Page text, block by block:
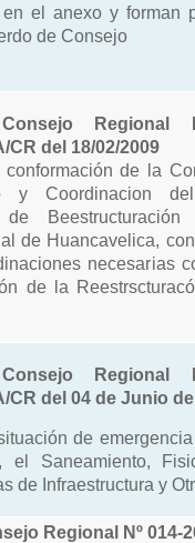
el anexo y forman
de Consejo
Regional
CR del 18/02/2009
de la
y Coordinacion
de
de Huancavelica,
necesarias
de la
Regional
CR del 04 de Junio
de
el Saneamiento,
de Infraestructura y
Regional Nº 014-